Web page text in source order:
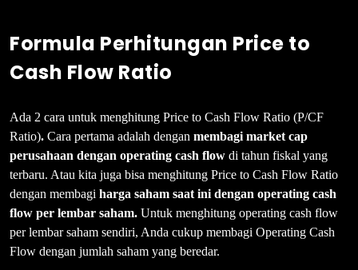
Formula Perhitungan Price to
Cash Flow Ratio
Ada 2 cara untuk menghitung Price to Cash Flow Ratio (P/CF
Ratio). Cara pertama adalah dengan membagi market cap
perusahaan dengan operating cash flow di tahun fiskal yang
terbaru. Atau kita juga bisa menghitung Price to Cash Flow Ratio
dengan membagi harga saham saat ini dengan operating cash
flow per lembar saham. Untuk menghitung operating cash flow
per lembar saham sendiri, Anda cukup membagi Operating Cash
Flow dengan jumlah saham yang beredar.